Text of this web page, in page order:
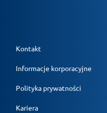
Kontakt
Informacje korporacyjne
Polityka prywatności
Kariera